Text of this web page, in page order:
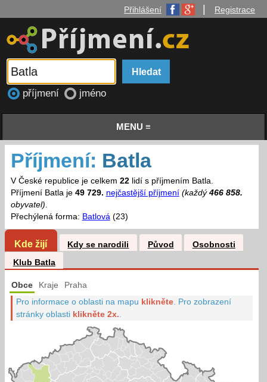
Přihlášení Registrace
příjmení jméno
MENU ≡
Příjmení: Batla
V České republice je celkem 22lidí s příjmením Batla.
Příjmení Batla je 49 729. nejčastější příjmení (každý 466 858.
obyvatel).
Přechýlená forma: Batlová(23)
Kde žijí Kdy se narodili Původ
Osobnosti
Klub Batla
Obce Kraje Praha
Pro informace o oblasti na mapu klikněte Pro zobrazení
stránky oblasti klikněte 2x.